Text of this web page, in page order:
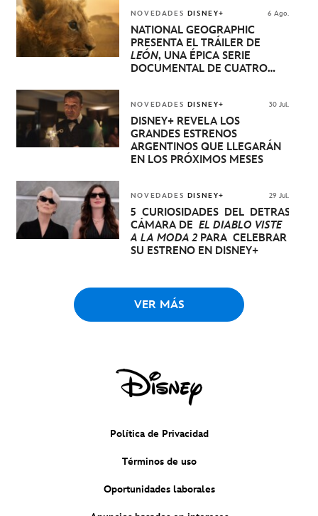
NOVEDADES DISNEY+ 6 Ago.
NATIONAL GEOGRAPHIC
PRESENTA EL TRÁILER DE
LEÓN, UNA ÉPICA SERIE
DOCUMENTAL DE CUATRO
DE UN CACHORRO DE LEÓN
HASTA QUE SE CONVIERTE EN
REY
NOVEDADES DISNEY+ 30 Jul.
DISNEY+ REVELA LOS
GRANDES ESTRENOS
ARGENTINOS QUE LLEGARÁN
EN LOS PRÓXIMOS MESES
NOVEDADES DISNEY+ 29 Jul.
5 CURIOSIDADES DEL DETRÁS DE
CÁMARA DE EL DIABLO VISTE
A LA MODA 2PARA CELEBRAR
SU ESTRENO EN DISNEY+
VER MÁS
Política de Privacidad
Términos de uso
Oportunidades laborales